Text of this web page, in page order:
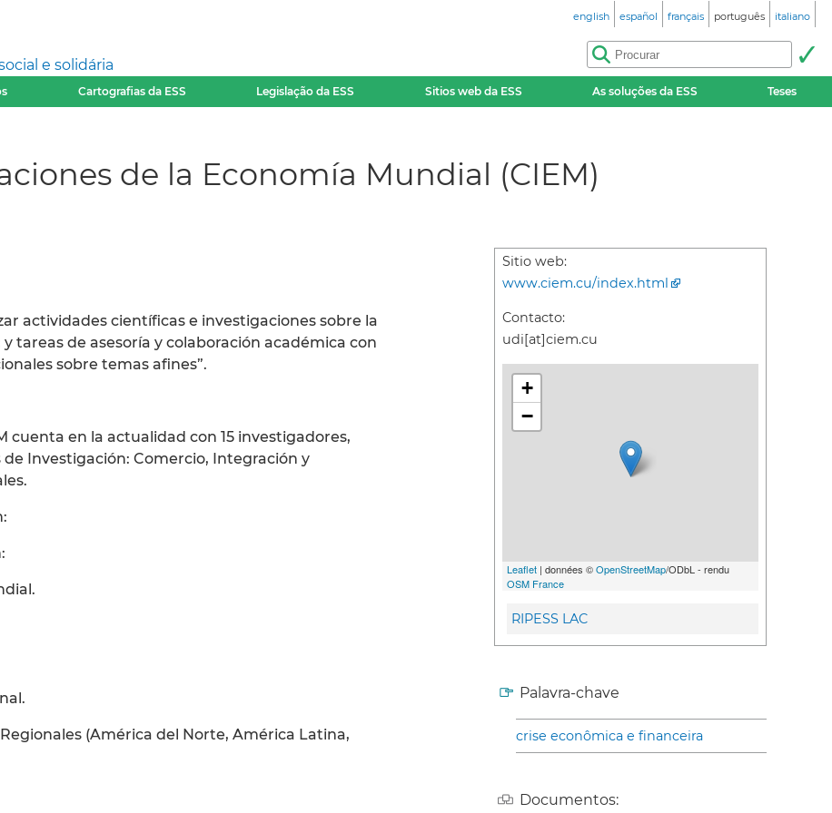
e solidária
english español français português italiano
Cartografias da ESS Legislação da ESS Sitios web da ESS As soluções da ESS Teses
de la Economía Mundial (CIEM)
actividades científicas e investigaciones sobre la
tareas de asesoría y colaboración académica con
sobre temas afines”.
cuenta en la actualidad con 15 investigadores,
Investigación: Comercio, Integración y
(América del Norte, América Latina,
Sitio web:
www.ciem.cu/index.html
Contacto:
udi[at]ciem.cu
+
−
Leaflet | données ©OpenStreetMap/ODbL - rendu
OSM France
RIPESS LAC
Palavra-chave
crise econômica e financeira
Documentos: